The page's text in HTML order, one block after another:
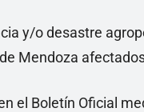
y/o desastre
Mendoza
el Boletín Oficial